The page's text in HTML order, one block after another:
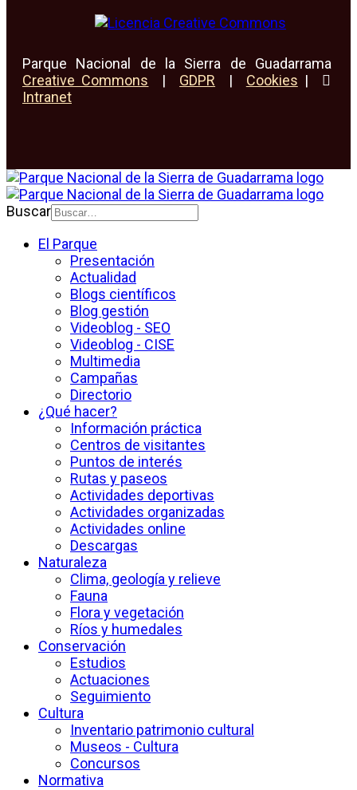
Parque Nacional de la Sierra de Guadarrama
Creative Commons | GDPR | Cookies |
Intranet
Buscar
El Parque
Presentación
Actualidad
Blogs científicos
Blog gestión
Videoblog - SEO
Videoblog - CISE
Multimedia
Campañas
Directorio
¿Qué hacer?
Información práctica
Centros de visitantes
Puntos de interés
Rutas y paseos
Actividades deportivas
Actividades organizadas
Actividades online
Descargas
Naturaleza
Clima, geología y relieve
Fauna
Flora y vegetación
Ríos y humedales
Conservación
Estudios
Actuaciones
Seguimiento
Cultura
Inventario patrimonio cultural
Museos - Cultura
Concursos
Normativa